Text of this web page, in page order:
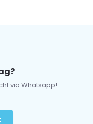
via Whatsapp!